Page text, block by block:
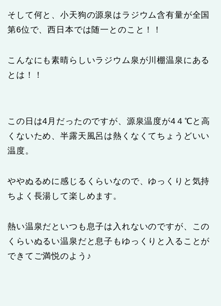
そして何と、小天狗の源泉はラジウム含有量が全国
第6位で、西日本では随一とのこと！！
こんなにも素晴らしいラジウム泉が川棚温泉にある
とは！！
この日は4月だったのですが、源泉温度が4４℃と高
くないため、半露天風呂は熱くなくてちょうどいい
温度。
ややぬるめに感じるくらいなので、ゆっくりと気持
ちよく長湯して楽しめます。
熱い温泉だといつも息子は入れないのですが、この
くらいぬるい温泉だと息子もゆっくりと入ることが
できてご満悦のよう♪